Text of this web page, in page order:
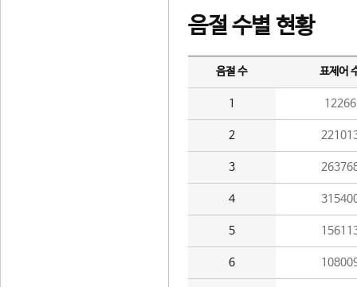
음절 수별 현황
음절 수 표제어
1 12266
2
3
4
5
6